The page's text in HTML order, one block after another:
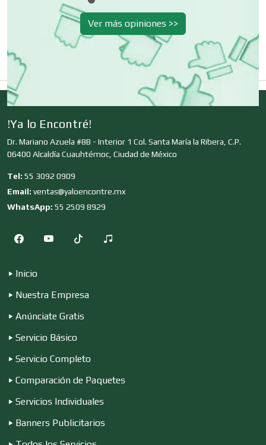
Clínicas de Rehabilitación
Clínicas y Hospitales
Clubes Deportivos
Cocinas Integrales
Combustibles y Lubricantes
Compresores de aire
Conferencias Empresariales
Construcciones en General
Contadores
Ver más opiniones >>
!Ya lo Encontré!
Dr. Mariano Azuela #8B - Interior 1 Col. Santa María la Ribera, C.P.
06400 Alcaldía Cuauhtémoc, Ciudad de México
Tel: 55 3092 0909
Email: ventas@yaloencontre.mx
WhatsApp: 55 2509 8929
Inicio
Nuestra Empresa
Anúnciate Gratis
Servicio Básico
Servicio Completo
Comparación de Paquetes
Servicios Individuales
Banners Publicitarios